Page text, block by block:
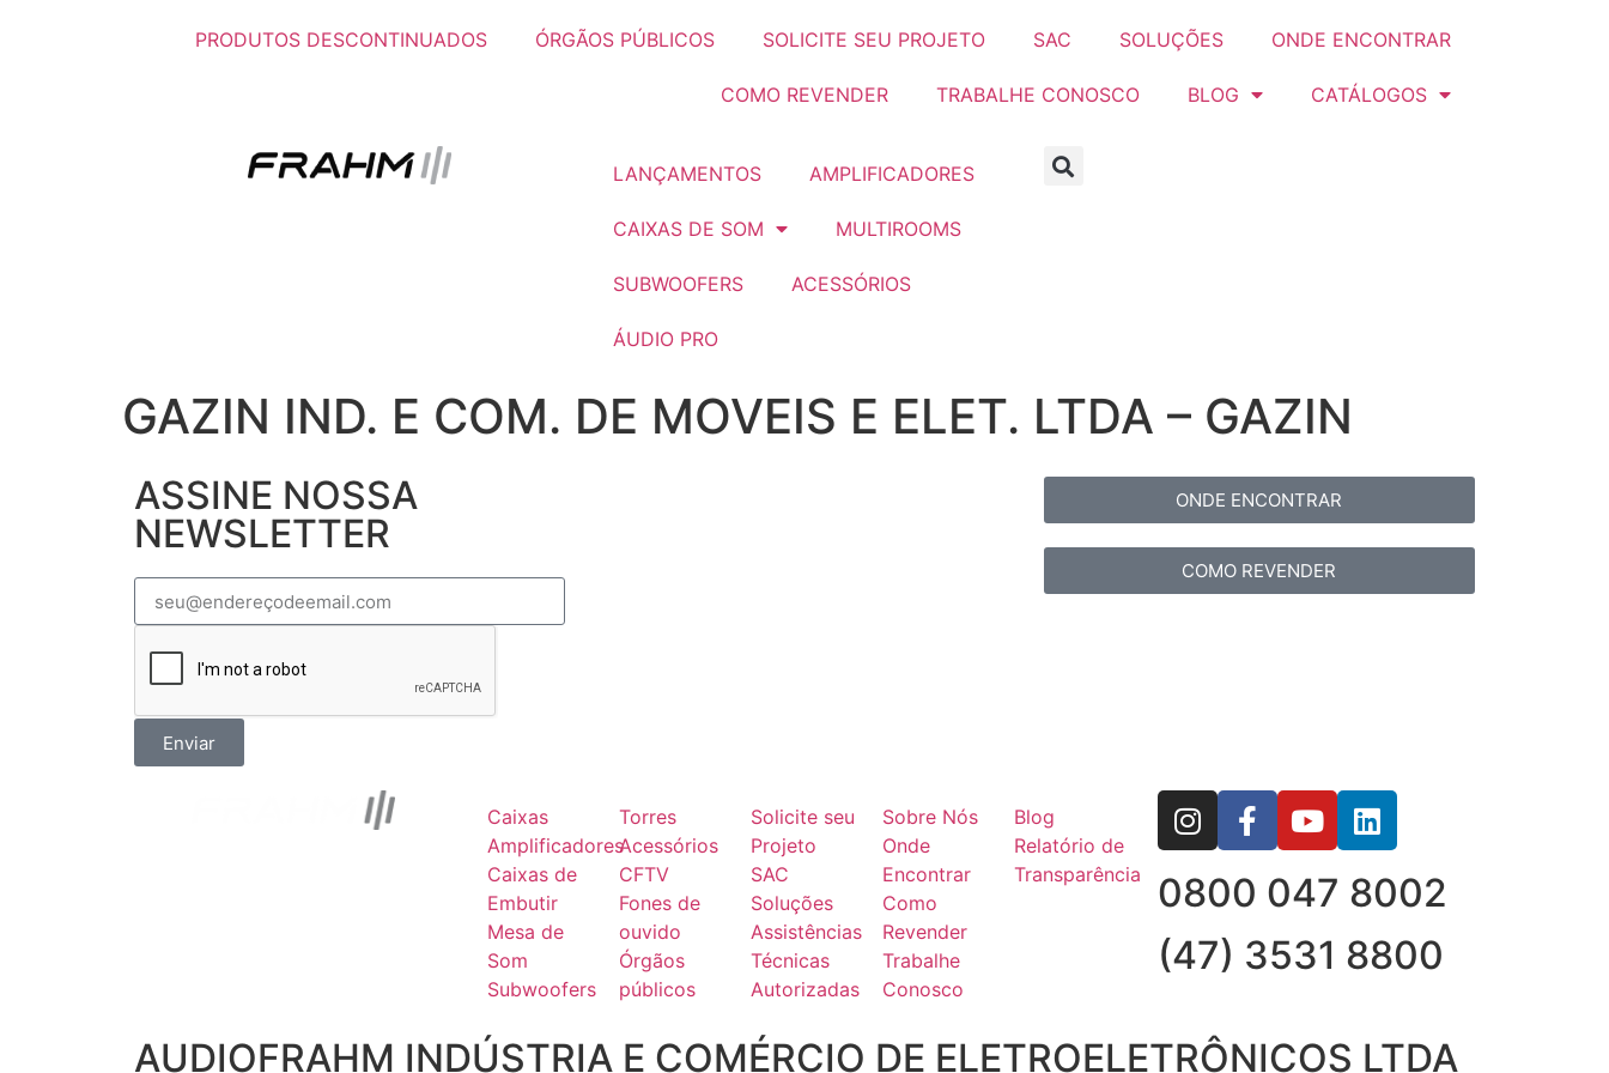
PRODUTOS DESCONTINUADOS ÓRGÃOS PÚBLICOS SOLICITE SEU PROJETO SAC SOLUÇÕES ONDE ENCONTRAR
COMO REVENDER TRABALHE CONOSCO BLOG CATÁLOGOS
LANÇAMENTOS AMPLIFICADORES
CAIXAS DE SOM MULTIROOMS
SUBWOOFERS ACESSÓRIOS
ÁUDIO PRO
GAZIN IND. E COM. DE MOVEIS E ELET. LTDA – GAZIN
ASSINE NOSSA
NEWSLETTER
Enviar
ONDE ENCONTRAR
COMO REVENDER
Caixas
Amplificadores
Caixas de
Embutir
Mesa de
Som
Subwoofers
Torres
Acessórios
CFTV
Fones de
ouvido
Órgãos
públicos
Solicite seu
Projeto
SAC
Soluções
Assistências
Técnicas
Autorizadas
Sobre Nós
Onde
Encontrar
Como
Revender
Trabalhe
Conosco
Blog
Relatório de
Transparência
0800 047 8002
(47) 3531 8800
AUDIOFRAHM INDÚSTRIA E COMÉRCIO DE ELETROELETRÔNICOS LTDA